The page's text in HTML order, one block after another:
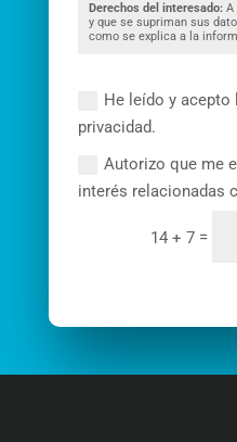
Derechos del interesado: A
y que se supriman sus
como se explica a la
He leído y
privacidad.
Autorizo que me
interés relacionadas
14 + 7 =